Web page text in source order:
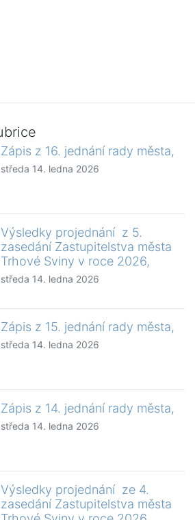
Zápis z 16. jednání rady města,
středa 14. ledna 2026
Výsledky projednání z 5.
zasedání Zastupitelstva města
Trhové Sviny v roce 2026,
středa 14. ledna 2026
Zápis z 15. jednání rady města,
středa 14. ledna 2026
Zápis z 14. jednání rady města,
středa 14. ledna 2026
Výsledky projednání ze 4.
zasedání Zastupitelstva města